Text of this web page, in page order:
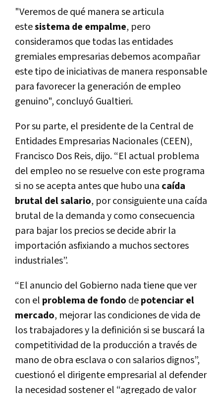
"Veremos de qué manera se articula
estesistema de empalme, pero
consideramos que todas las entidades
gremiales empresarias debemos acompañar
este tipo de iniciativas de manera responsable
para favorecer la generación de empleo
genuino", concluyó Gualtieri.
Por su parte, el presidente de la Central de
Entidades Empresarias Nacionales (CEEN),
Francisco Dos Reis, dijo. “El actual problema
del empleo no se resuelve con este programa
si no se acepta antes que hubo una caída
brutal del salario, por consiguiente una caída
brutal de la demanda y como consecuencia
para bajar los precios se decide abrir la
importación asfixiando a muchos sectores
industriales”.
“El anuncio del Gobierno nada tiene que ver
con el problema de fondo depotenciar el
mercado, mejorar las condiciones de vida de
los trabajadores y la definición si se buscará la
competitividad de la producción a través de
mano de obra esclava o con salarios dignos”,
cuestionó el dirigente empresarial al defender
la necesidad sostener el “agregado de valor